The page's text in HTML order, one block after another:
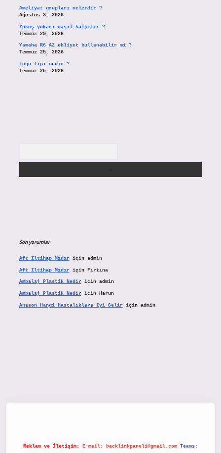
Ameliyat grupları nelerdir ?
Ağustos 3, 2026
Yokuş yukarı nasıl kalkılır ?
Temmuz 29, 2026
Yamaha R6 A2 ehliyet kullanabilir mi ?
Temmuz 25, 2026
Logo tipi nedir ?
Temmuz 25, 2026
Son yorumlar
Aft Iltihap Mıdıriçin admin
Aft Iltihap Mıdıriçin Fırtına
Ambalaj Plastik Nediriçin admin
Ambalaj Plastik Nediriçin Harun
Anason Hangi Hastalıklara Iyi Geliriçin admin
Reklam ve İletişim: E-mail: backlinkpaneli@gmail.com Teams: